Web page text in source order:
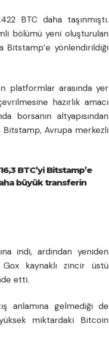
BTC daha taşınmıştı.
bölümü yeni oluşturulan
Bitstamp’e yönlendirildiği
platformlar arasında yer
hazırlık amacı
borsanın altyapısından
Bitstamp, Avrupa merkezli
BTC’yi Bitstamp’e
büyük transferin
indi, ardından yeniden
kaynaklı zincir üstü
etti.
anlamına gelmediği de
miktardaki Bitcoin